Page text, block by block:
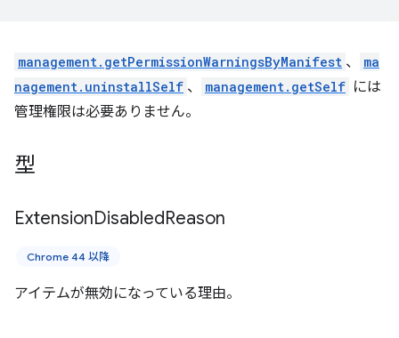
management.getPermissionWarningsByManifest 、
ma
nagement.uninstallSelf 、 management.getSelf には
管理権限は必要ありません。
型
ExtensionDisabledReason
Chrome 44 以降
アイテムが無効になっている理由。